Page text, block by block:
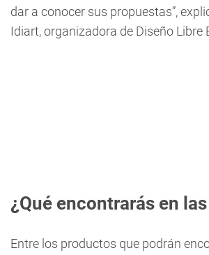
dar a conocer sus propuestas”,
Idiart, organizadora de Diseño Libre
¿Qué encontrarás en
Entre los productos que podrán